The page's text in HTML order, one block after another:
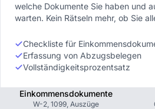
welche Dokumente Sie haben und
warten. Kein Rätseln mehr, ob Sie
Checkliste für
Erfassung von Abzugsbelegen
Vollständigkeitsprozentsatz
Einkommensdokumente
W-2, 1099, Auszüge